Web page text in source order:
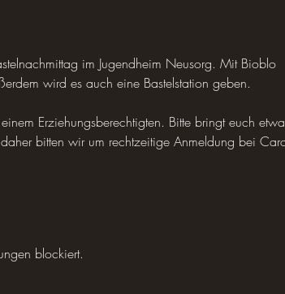
im Jugendheim Neusorg. Mit Bioblo
wird es auch eine Bastelstation geben.
Erziehungsberechtigten. Bitte bringt euch
bitten wir um rechtzeitige Anmeldung bei
blockiert.